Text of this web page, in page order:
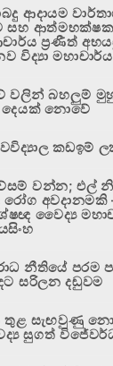
ආදායම
සහ ආත්මභක්ෂක
ප්‍රණීත්
විද්‍යා මහාචාර්ය
වලින් බහලුම්
දෙයක් නොවේ
කඩඉම්
වන්න; එල්
රෝග අවදානමකි
වෛද්‍ය
නීතියේ පරම
සරිලන දඬුවම
තුළ සැඟවුණු
සුගත්